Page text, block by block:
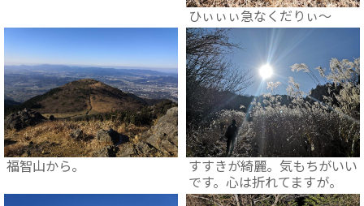
ひぃぃぃ急なくだりぃ～
福智山から。
すすきが綺麗。気もちがいい
です。心は折れてますが。